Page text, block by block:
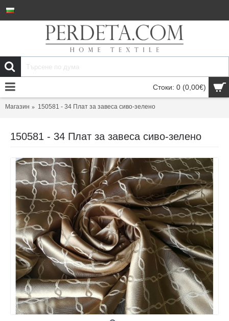
Стоки: 0 (0,00€)
Магазин 150581 - 34 Плат за завеса сиво-зелено
150581 - 34 Плат за завеса сиво-зелено